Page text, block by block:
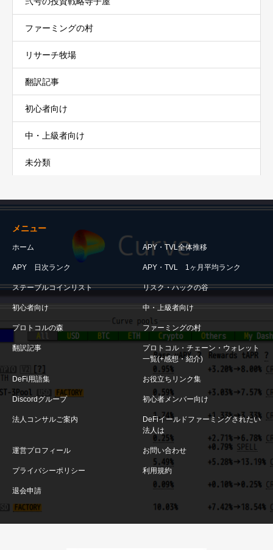
ファーミングの村
リサーチ牧場
翻訳記事
初心者向け
中・上級者向け
未分類
メニュー
ホーム APY・TVL全体推移
APY 日次ランク APY・TVL 1ヶ月平均ランク
ステーブルコインリスト リスク・ハックの谷
初心者向け 中・上級者向け
プロトコルの森 ファーミングの村
翻訳記事
プロトコル・チェーン・ウォレット
一覧(+感想・紹介)
DeFi用語集 お役立ちリンク集
Discordグループ 初心者メンバー向け
法人コンサルご案内
DeFiイールドファーミングされたい
法人は
運営プロフィール お問い合わせ
プライバシーポリシー 利用規約
退会申請